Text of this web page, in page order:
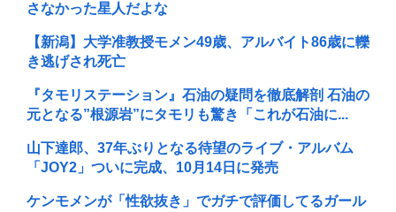
さなかった星人だよな
【新潟】大学准教授モメン49歳、アルバイト86歳に轢
き逃げされ死亡
『タモリステーション』石油の疑問を徹底解剖 石油の
元となる”根源岩”にタモリも驚き「これが石油に...
山下達郎、37年ぶりとなる待望のライブ・アルバム
「JOY2」ついに完成、10月14日に発売
ケンモメンが「性欲抜き」でガチで評価してるガール